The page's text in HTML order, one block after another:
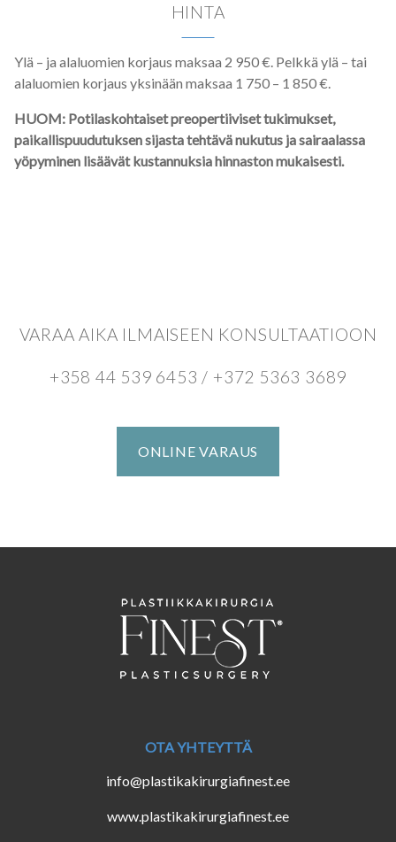
HINTA
Ylä – ja alaluomien korjaus maksaa 2 950 €. Pelkkä ylä – tai
alaluomien korjaus yksinään maksaa 1 750 – 1 850 €.
HUOM: Potilaskohtaiset preopertiiviset tukimukset,
paikallispuudutuksen sijasta tehtävä nukutus ja sairaalassa
yöpyminen lisäävät kustannuksia hinnaston mukaisesti.
VARAA AIKA ILMAISEEN KONSULTAATIOON
+358 44 539 6453 / +372 5363 3689
ONLINE VARAUS
OTA YHTEYTTÄ
info@plastikakirurgiafinest.ee
www.plastikakirurgiafinest.ee